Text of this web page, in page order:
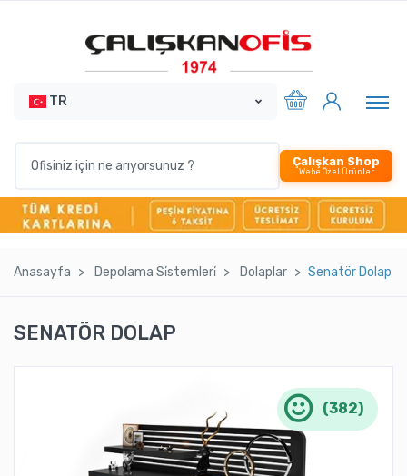
TR
Çalışkan Shop
Webe Özel Ürünler
Anasayfa Depolama Si̇stemleri̇ Dolaplar Senatör Dolap
SENATÖR DOLAP
(382)